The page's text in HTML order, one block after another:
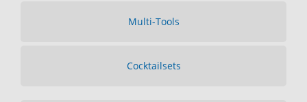
Multi-Tools
Cocktailsets